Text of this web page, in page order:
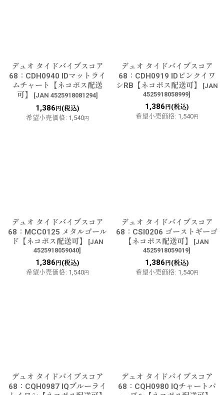
デュオ タイドバイブスコア
68：CDH0940 IDマットライ
ムチャート【ネコポス配送
可】
[JAN 4525918081294]
1,386 円(税込)
希望小売価格: 1,540円
デュオ タイドバイブスコア
68：CDH0919 IDピンクイワ
シRB【ネコポス配送可】
[JAN
4525918058999]
1,386 円(税込)
希望小売価格: 1,540円
デュオ タイドバイブスコア
68：MCC0125 メタルゴール
ド【ネコポス配送可】
[JAN
4525918059040]
1,386 円(税込)
希望小売価格: 1,540円
デュオ タイドバイブスコア
68：CSI0206 ゴーストギーゴ
【ネコポス配送可】
[JAN
4525918059019]
1,386 円(税込)
希望小売価格: 1,540円
デュオ タイドバイブスコア
68：CQH0987 IQブルーライ
デュオ タイドバイブスコア
68：CQH0980 IQチャートパ